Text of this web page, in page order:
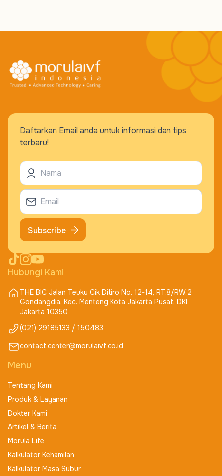
Hubungi Kami
THE BIC Jalan Teuku Cik Ditiro No. 12-14, RT.8/RW.2
Gondangdia, Kec. Menteng Kota Jakarta Pusat, DKI
Jakarta 10350
(021) 29185133 / 150483
contact.center@morulaivf.co.id
Menu
Tentang Kami
Produk & Layanan
Dokter Kami
Artikel & Berita
Morula Life
Kalkulator Kehamilan
Kalkulator Masa Subur
Daftarkan Email anda untuk informasi dan tips
terbaru!
Subscribe